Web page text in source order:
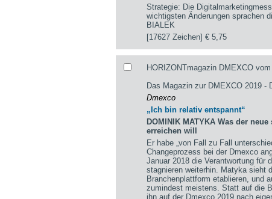
Strategie: Die
wichtigsten Änderungen sprachen
BIALEK
[17627 Zeichen]€ 5,75
HORIZONTmagazin DMEXCO
Das Magazin zur DMEXCO 2019 -
Dmexco
„Ich bin relativ entspannt“
DOMINIK MATYKA Was der
erreichen will
Er habe „von Fall zu Fall
Changeprozess bei der Dmexco
Januar 2018 die Verantwortung für
stagnieren weiterhin. Matyka sieht
Branchenplattform etablieren, und
zumindest meistens. Statt auf die
ihn auf der Dmexco 2019 nach